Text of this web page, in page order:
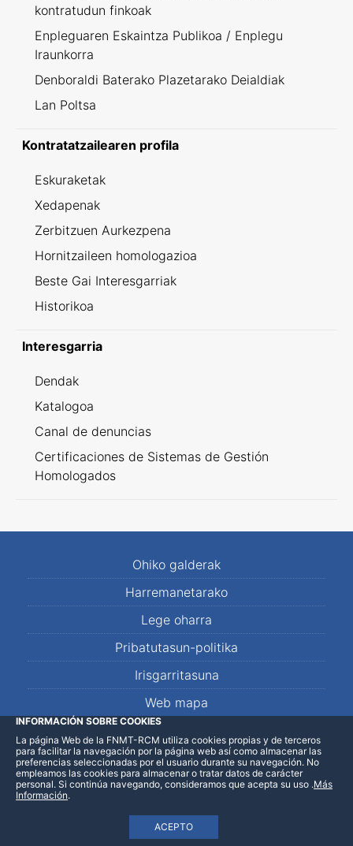
kontratudun finkoak
Enpleguaren Eskaintza Publikoa / Enplegu
Iraunkorra
Denboraldi Baterako Plazetarako Deialdiak
Lan Poltsa
Kontratatzailearen profila
Eskuraketak
Xedapenak
Zerbitzuen Aurkezpena
Hornitzaileen homologazioa
Beste Gai Interesgarriak
Historikoa
Interesgarria
Dendak
Katalogoa
Canal de denuncias
Certificaciones de Sistemas de Gestión
Homologados
Ohiko galderak
Harremanetarako
Lege oharra
Pribatutasun-politika
Irisgarritasuna
Web mapa
LinkedInFacebookWhatsApp
INFORMACIÓN SOBRE COOKIES
La página Web de la FNMT-RCM utiliza cookies propias y de terceros
para facilitar la navegación por la página web así como almacenar las
preferencias seleccionadas por el usuario durante su navegación. No
empleamos las cookies para almacenar o tratar datos de carácter
personal. Si continúa navegando, consideramos que acepta su uso
ACEPTO
.Más
Información.